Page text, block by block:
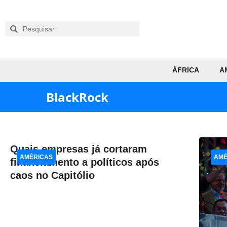
ÁFRICA
BlackRock
Quais empresas já cortaram
financiamento a políticos após
caos no Capitólio
AMÉRICAS